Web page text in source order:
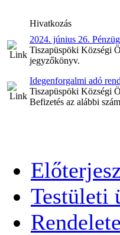
Hivatkozás
2024. június 26.
Tiszapüspöki Községi
jegyzőkönyv.
Idegenforgalmi adó
Tiszapüspöki Községi
Befizetés az alábbi
Testületi